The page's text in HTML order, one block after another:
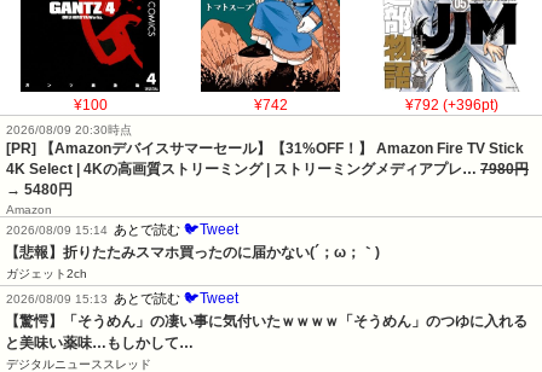
¥100 ¥742 ¥792 (+396pt)
2026/08/09 20:30時点
[PR] 【Amazonデバイスサマーセール】【31%OFF！】 Amazon Fire TV Stick
4K Select | 4Kの高画質ストリーミング | ストリーミングメディアプレ… 7980円
→ 5480円
Amazon
2026/08/09 15:14 あとで読む 🐦Tweet
【悲報】折りたたみスマホ買ったのに届かない(´；ω；｀)
ガジェット2ch
2026/08/09 15:13
あとで読む 🐦Tweet
【驚愕】「そうめん」の凄い事に気付いたｗｗｗｗ「そうめん」のつゆに入れる
と美味い薬味…もしかして…
デジタルニューススレッド